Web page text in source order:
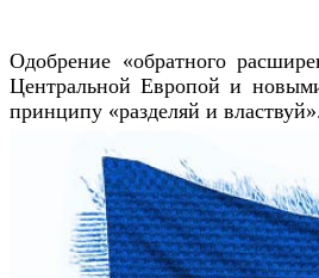
Одобрение «обратного
Центральной Европой и
принципу «разделяй и